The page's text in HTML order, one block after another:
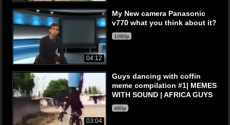
04:12
My New camera Panasonic
v770 what you think about it?
1080p
03:04
Guys dancing with coffin
meme compilation #1| MEMES
WITH SOUND | AFRICA GUYS
480p